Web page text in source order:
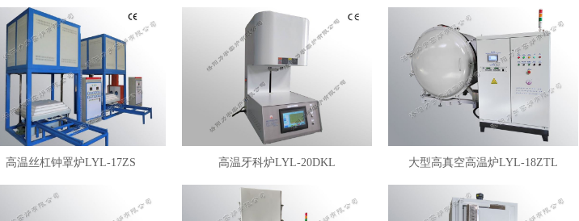
高温丝杠钟罩炉LYL-17ZS 高温牙科炉LYL-20DKL 大型高真空高温炉LYL-18ZTL